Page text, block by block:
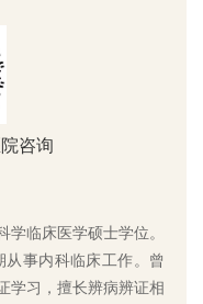
咨询
临床医学硕士学位。
事内科临床工作。曾
学习，擅长辨病辨证相